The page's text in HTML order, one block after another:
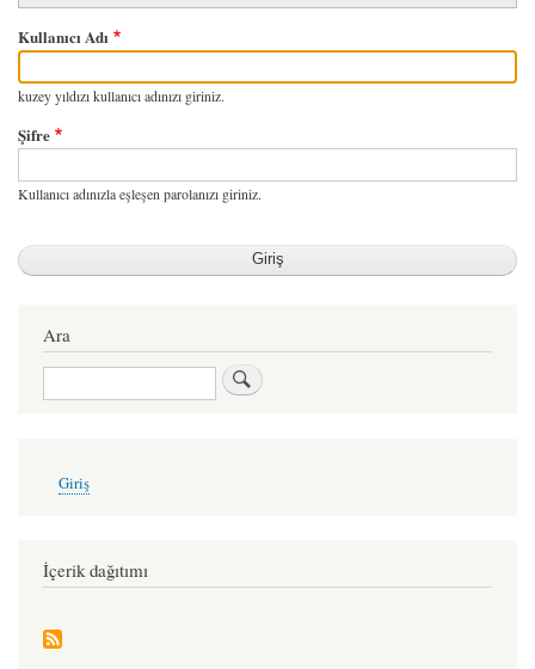
Kullanıcı Adı
kuzey yıldızı kullanıcı adınızı giriniz.
Şifre
Kullanıcı adınızla eşleşen parolanızı giriniz.
Ara
Ara
account
Giriş
İçerik dağıtımı